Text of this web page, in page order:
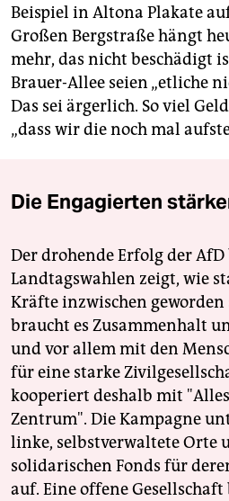
Beispiel in Altona Plakate
Großen Bergstraße hängt
mehr, das nicht beschädigt
Brauer-Allee seien „etliche
Das sei ärgerlich. So viel
„dass wir die noch mal
Die Engagierten
Der drohende Erfolg der
Landtagswahlen zeigt, wie
Kräfte inzwischen geworden
braucht es Zusammenhalt
und vor allem mit den
für eine starke
kooperiert deshalb mit
Zentrum". Die Kampagne
linke, selbstverwaltete Orte
solidarischen Fonds für
auf. Eine offene